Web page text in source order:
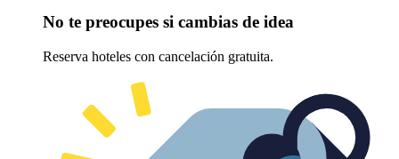
No te preocupes si cambias de idea
Reserva hoteles con cancelación gratuita.